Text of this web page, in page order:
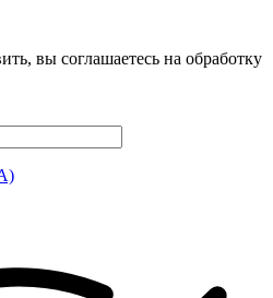
вы соглашаетесь на обработку